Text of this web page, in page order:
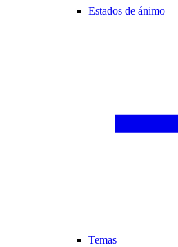
Estados de ánimo
Temas